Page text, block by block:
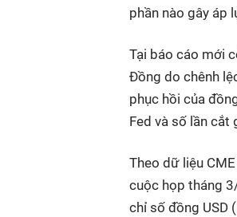
phần nào gây áp
Tại báo cáo mới
Đồng do chênh
phục hồi của
Fed và số lần
Theo dữ liệu
cuộc họp tháng
chỉ số đồng USD